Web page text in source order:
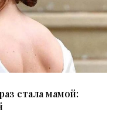
стала мамой: